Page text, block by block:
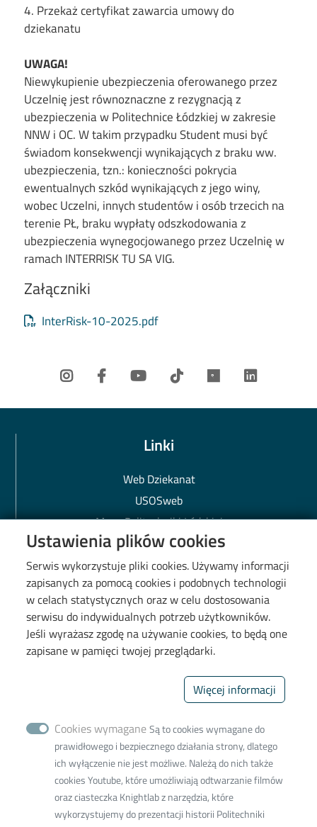
Ustawienia plików cookies
Serwis wykorzystuje pliki cookies. Używamy informacji
zapisanych za pomocą cookies i podobnych technologii
w celach statystycznych oraz w celu dostosowania
serwisu do indywidualnych potrzeb użytkowników.
Jeśli wyrażasz zgodę na używanie cookies, to będą one
zapisane w pamięci twojej przeglądarki.
Więcej informacji
Cookies wymagane Są to cookies wymagane do
prawidłowego i bezpiecznego działania strony, dlatego
ich wyłączenie nie jest możliwe. Należą do nich także
cookies Youtube, które umożliwiają odtwarzanie filmów
oraz ciasteczka Knightlab z narzędzia, które
wykorzystujemy do prezentacji historii Politechniki
4. Przekaż certyfikat zawarcia umowy do
dziekanatu
UWAGA!
Niewykupienie ubezpieczenia oferowanego przez
Uczelnię jest równoznaczne z rezygnacją z
ubezpieczenia w Politechnice Łódzkiej w zakresie
NNW i OC. W takim przypadku Student musi być
świadom konsekwencji wynikających z braku ww.
ubezpieczenia, tzn.: konieczności pokrycia
ewentualnych szkód wynikających z jego winy,
wobec Uczelni, innych studentów i osób trzecich na
terenie PŁ, braku wypłaty odszkodowania z
ubezpieczenia wynegocjowanego przez Uczelnię w
ramach INTERRISK TU SA VIG.
Załączniki
Document
InterRisk-10-2025.pdf
90-543 Łódź, ul. Żeromskiego
114, bud. A34
90-924 Łódź, ul. Żeromskiego
116 - adres do
korespondencji
Naciśnij aby wyświetlić adres
email
Linki
Web Dziekanat
USOSweb
Mapa Politechniki Łódzkiej
Biblioteka PŁ
BIP PŁ
Polityka prywatności
Deklaracja dostępności cyfrowej
Mapa kampusu